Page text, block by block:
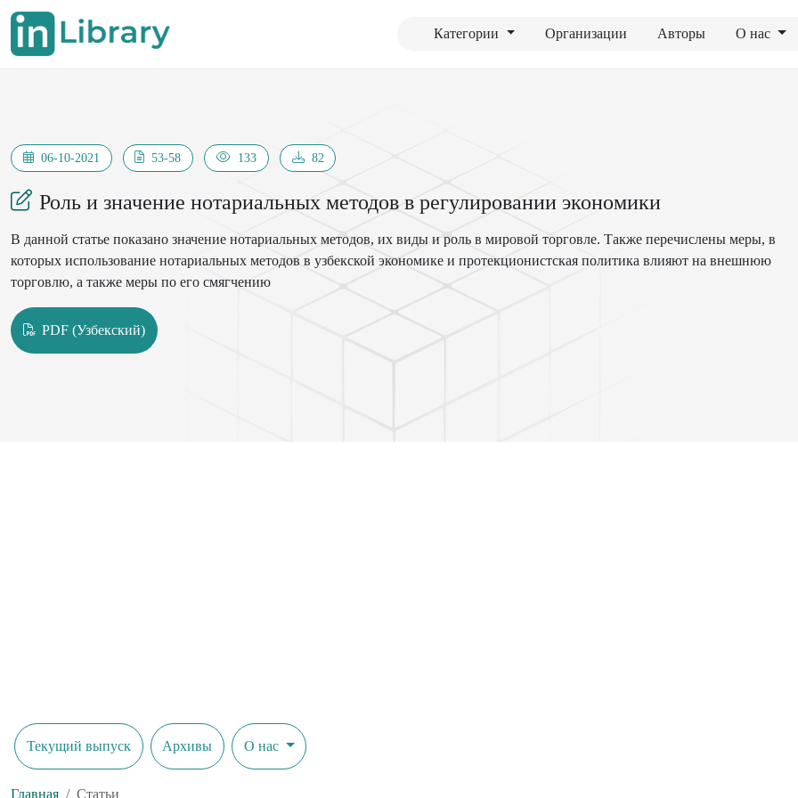
Категории Организации Авторы О нас
06-10-2021 53-58 133 82
Роль и значение нотариальных методов в регулировании экономики
В данной статье показано значение нотариальных методов, их виды и роль в мировой торговле. Также перечислены меры, в
которых использование нотариальных методов в узбекской экономике и протекционистская политика влияют на внешнюю
торговлю, а также меры по его смягчению
PDF (Узбекский)
Текущий выпуск Архивы О нас
Главная Статьи